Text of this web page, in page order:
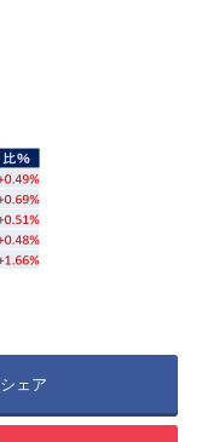
シェア